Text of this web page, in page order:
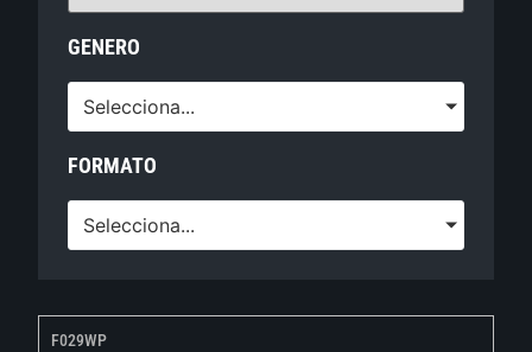
GENERO
Selecciona...
FORMATO
Selecciona...
F029WP